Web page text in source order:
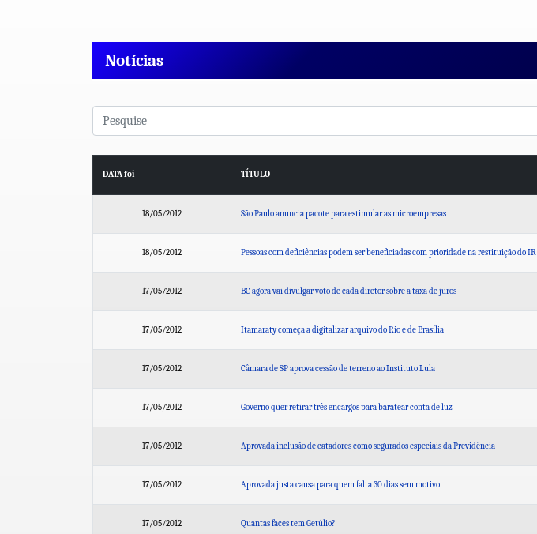
Notícias
DATA foi TÍTULO
18/05/2012 São Paulo anuncia pacote para estimular as microempresas
18/05/2012 Pessoas com deficiências podem ser beneficiadas com prioridade na restituição do IR
17/05/2012 BC agora vai divulgar voto de cada diretor sobre a taxa de juros
17/05/2012 Itamaraty começa a digitalizar arquivo do Rio e de Brasília
17/05/2012 Câmara de SP aprova cessão de terreno ao Instituto Lula
17/05/2012 Governo quer retirar três encargos para baratear conta de luz
17/05/2012 Aprovada inclusão de catadores como segurados especiais da Previdência
17/05/2012 Aprovada justa causa para quem falta 30 dias sem motivo
17/05/2012 Quantas faces tem Getúlio?